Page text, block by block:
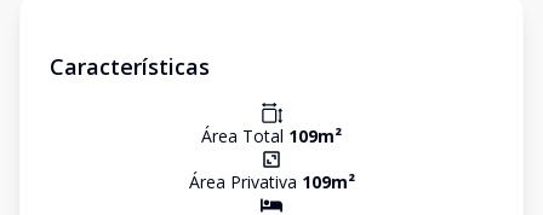
Características
Área Total 109m²
Área Privativa 109m²